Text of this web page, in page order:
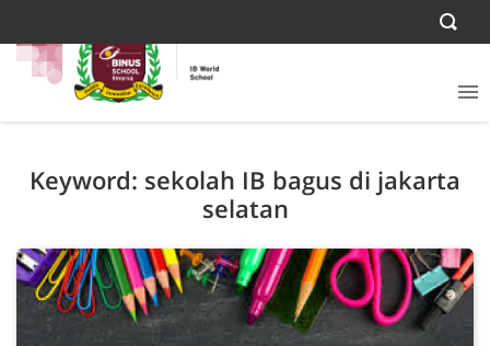
Keyword: sekolah IB bagus di jakarta
selatan